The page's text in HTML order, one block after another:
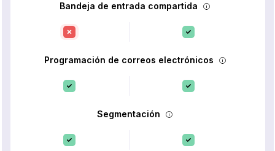
Bandeja de entrada compartida
Programación de correos electrónicos
Segmentación